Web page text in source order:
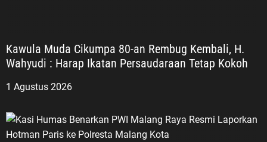
Kawula Muda Cikumpa 80-an Rembug Kembali, H.
Wahyudi : Harap Ikatan Persaudaraan Tetap Kokoh
1 Agustus 2026